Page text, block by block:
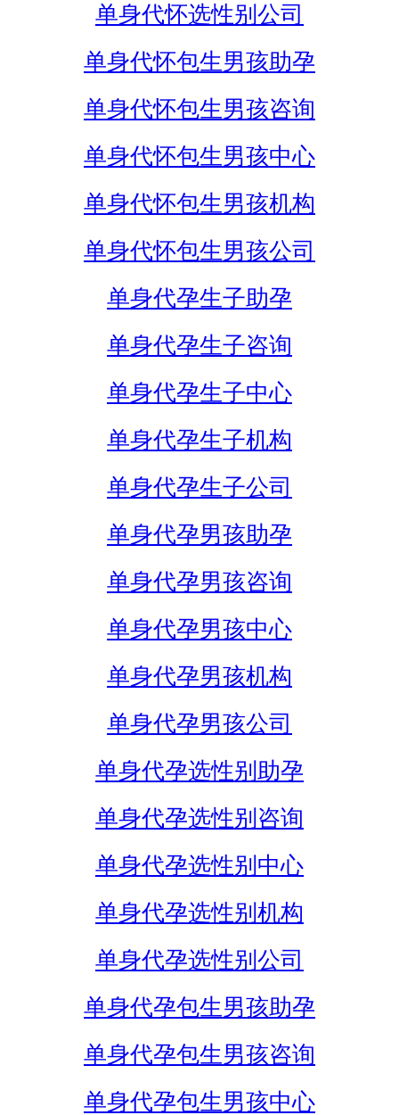
单身代怀选性别公司
单身代怀包生男孩助孕
单身代怀包生男孩咨询
单身代怀包生男孩中心
单身代怀包生男孩机构
单身代怀包生男孩公司
单身代孕生子助孕
单身代孕生子咨询
单身代孕生子中心
单身代孕生子机构
单身代孕生子公司
单身代孕男孩助孕
单身代孕男孩咨询
单身代孕男孩中心
单身代孕男孩机构
单身代孕男孩公司
单身代孕选性别助孕
单身代孕选性别咨询
单身代孕选性别中心
单身代孕选性别机构
单身代孕选性别公司
单身代孕包生男孩助孕
单身代孕包生男孩咨询
单身代孕包生男孩中心